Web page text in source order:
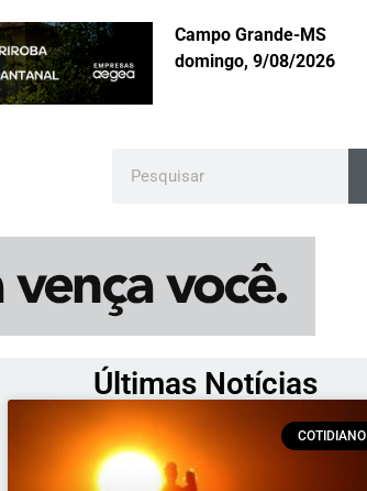
Campo Grande-MS
domingo, 9/08/2026
Últimas Notícias
COTIDIANO